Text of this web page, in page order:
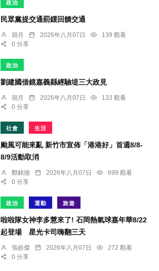
政治
民眾黨提交通罰鍰回饋交通
胡月 2026年八月07日
139 觀看
0 分享
政治
劉建國借鏡嘉義縣經驗堤三大政見
胡月 2026年八月07日
133 觀看
0 分享
社會 生活
颱風可能來亂 新竹市宣佈「港港好」首週8/8-
8/9活動取消
鄭銘德 2026年八月07日
699 觀看
0 分享
政治 運動 旅遊
啦啦隊女神李多慧來了! 石岡熱氣球嘉年華8/22
起登場 星光卡司嗨翻三天
張皓傑 2026年八月07日
272 觀看
0 分享